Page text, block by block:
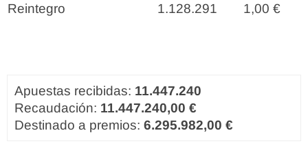
Reintegro
1.128.291 1,00 €
Apuestas recibidas: 11.447.240
Recaudación: 11.447.240,00 €
Destinado a premios: 6.295.982,00 €